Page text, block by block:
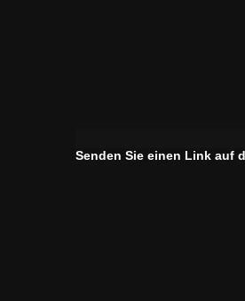
Senden Sie einen Link auf